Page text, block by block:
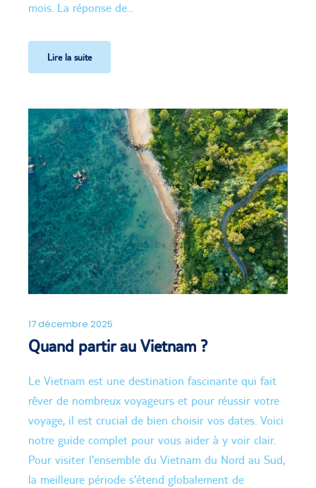
mois. La réponse de...
Lire la suite
17 décembre 2025
Quand partir au Vietnam ?
Le Vietnam est une destination fascinante qui fait
rêver de nombreux voyageurs et pour réussir votre
voyage, il est crucial de bien choisir vos dates. Voici
notre guide complet pour vous aider à y voir clair.
Pour visiter l'ensemble du Vietnam du Nord au Sud,
la meilleure période s'étend globalement de